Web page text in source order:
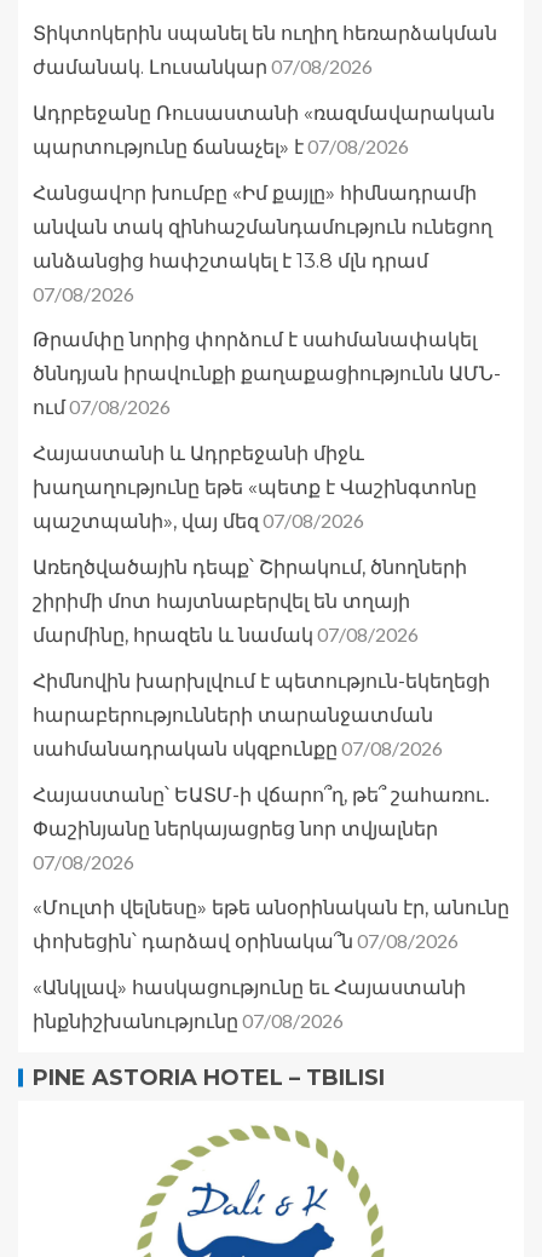
Տիկտոկերին սպանել են ուղիղ հեռարձակման
ժամանակ. Լուսանկար 07/08/2026
Ադրբեջանը Ռուսաստանի «ռազմավարական
պարտությունը ճանաչել» է07/08/2026
Հանցավnր խումբը «Իմ քայլը» հիմնադրամի
անվան տակ զինհաշմանդամություն ունեցող
անձանցից հափշտակել է 13.8 մլն դրամ
07/08/2026
Թրամփը նորից փորձում է սահմանափակել
ծննդյան իրավունքի քաղաքացիությունն ԱՄՆ-
ում07/08/2026
Հայաստանի և Ադրբեջանի միջև
խաղաղությունը եթե «պետք է Վաշինգտոնը
պաշտպանի», վայ մեզ 07/08/2026
Առեղծվածային դեպք՝ Շիրակում, ծնողների
շիրիմի մոտ հայտնաբերվել են տղայի
մարմինը, հրազեն և նամակ 07/08/2026
Հիմնովին խարխլվում է պետություն-եկեղեցի
հարաբերությունների տարանջատման
սահմանադրական սկզբունքը 07/08/2026
Հայաստանը՝ ԵԱՏՄ-ի վճարո՞ղ, թե՞ շահառու․
Փաշինյանը ներկայացրեց նոր տվյալներ
07/08/2026
«Մուլտի վելնեսը» եթե անօրինական էր, անունը
փոխեցին՝ դարձավ օրինակա՞ն 07/08/2026
«Անկլավ» հասկացությունը եւ Հայաստանի
ինքնիշխանությունը 07/08/2026
PINE ASTORIA HOTEL – TBILISI